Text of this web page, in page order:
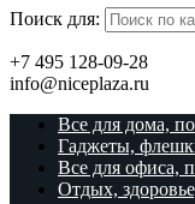
Поиск для:
+7 495 128-09-28
info@niceplaza.ru
Все для дома,
Гаджеты,
Все для офиса,
Отдых,